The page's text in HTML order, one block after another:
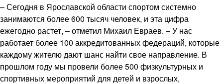
– Сегодня в Ярославской области спортом системно
занимаются более 600 тысяч человек, и эта цифра
ежегодно растет, – отметил Михаил Евраев. – У нас
работает более 100 аккредитованных федераций, которые
каждому жителю дают шанс найти свое направление. В
прошлом году мы провели более 500 физкультурных и
спортивных мероприятий для детей и взрослых,